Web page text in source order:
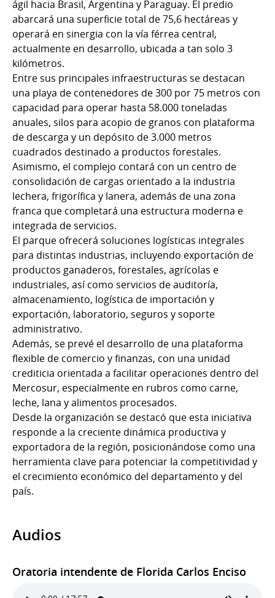
ágil hacia Brasil, Argentina y Paraguay. El predio
abarcará una superficie total de 75,6 hectáreas y
operará en sinergia con la vía férrea central,
actualmente en desarrollo, ubicada a tan solo 3
kilómetros.
Entre sus principales infraestructuras se destacan
una playa de contenedores de 300 por 75 metros con
capacidad para operar hasta 58.000 toneladas
anuales, silos para acopio de granos con plataforma
de descarga y un depósito de 3.000 metros
cuadrados destinado a productos forestales.
Asimismo, el complejo contará con un centro de
consolidación de cargas orientado a la industria
lechera, frigorífica y lanera, además de una zona
franca que completará una estructura moderna e
integrada de servicios.
El parque ofrecerá soluciones logísticas integrales
para distintas industrias, incluyendo exportación de
productos ganaderos, forestales, agrícolas e
industriales, así como servicios de auditoría,
almacenamiento, logística de importación y
exportación, laboratorio, seguros y soporte
administrativo.
Además, se prevé el desarrollo de una plataforma
flexible de comercio y finanzas, con una unidad
crediticia orientada a facilitar operaciones dentro del
Mercosur, especialmente en rubros como carne,
leche, lana y alimentos procesados.
Desde la organización se destacó que esta iniciativa
responde a la creciente dinámica productiva y
exportadora de la región, posicionándose como una
herramienta clave para potenciar la competitividad y
el crecimiento económico del departamento y del
país.
Audios
Oratoria intendente de Florida Carlos Enciso